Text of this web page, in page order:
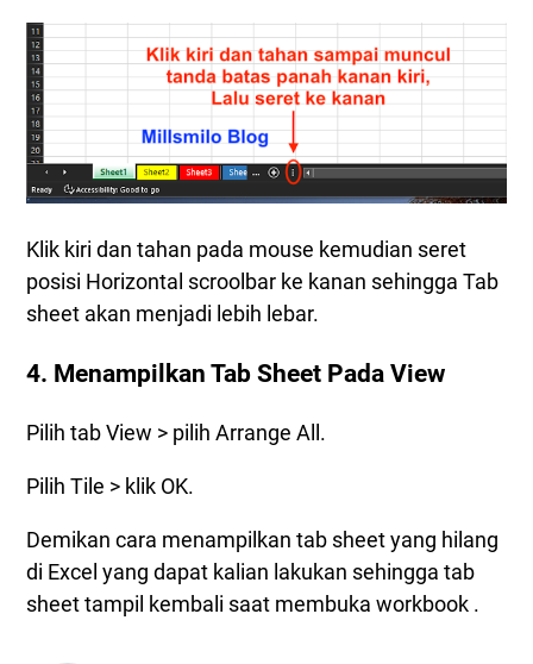
Klik kiri dan tahan pada mouse kemudian seret
posisi Horizontal scroolbar ke kanan sehingga Tab
sheet akan menjadi lebih lebar.
4. Menampilkan Tab Sheet Pada View
Pilih tab View > pilih Arrange All.
Pilih Tile > klik OK.
Demikan cara menampilkan tab sheet yang hilang
di Excel yang dapat kalian lakukan sehingga tab
sheet tampil kembali saat membuka workbook .